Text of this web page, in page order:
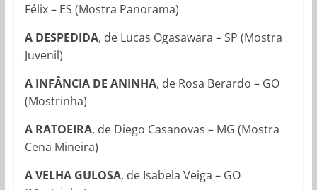
Félix – ES (Mostra Panorama)
A DESPEDIDA, de Lucas Ogasawara – SP (Mostra
Juvenil)
A INFÂNCIA DE ANINHA, de Rosa Berardo – GO
(Mostrinha)
A RATOEIRA, de Diego Casanovas – MG (Mostra
Cena Mineira)
A VELHA GULOSA, de Isabela Veiga – GO